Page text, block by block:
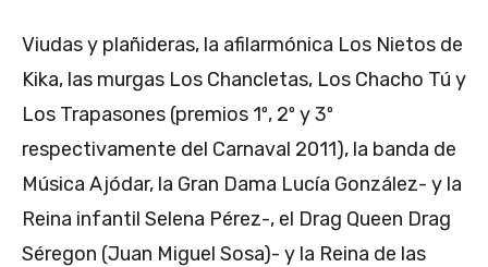
Viudas y plañideras, la afilarmónica Los Nietos de
Kika, las murgas Los Chancletas, Los Chacho Tú y
Los Trapasones (premios 1º, 2º y 3º
respectivamente del Carnaval 2011), la banda de
Música Ajódar, la Gran Dama Lucía González- y la
Reina infantil Selena Pérez-, el Drag Queen Drag
Séregon (Juan Miguel Sosa)- y la Reina de las